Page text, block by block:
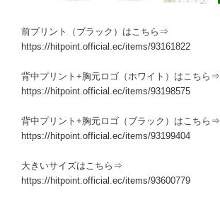
前プリント（ブラック）はこちら⇒
https://hitpoint.official.ec/items/93161822
背中プリント+胸元ロゴ（ホワイト）はこちら⇒
https://hitpoint.official.ec/items/93198575
背中プリント+胸元ロゴ（ブラック）はこちら⇒
https://hitpoint.official.ec/items/93199404
大きいサイズはこちら⇒
https://hitpoint.official.ec/items/93600779